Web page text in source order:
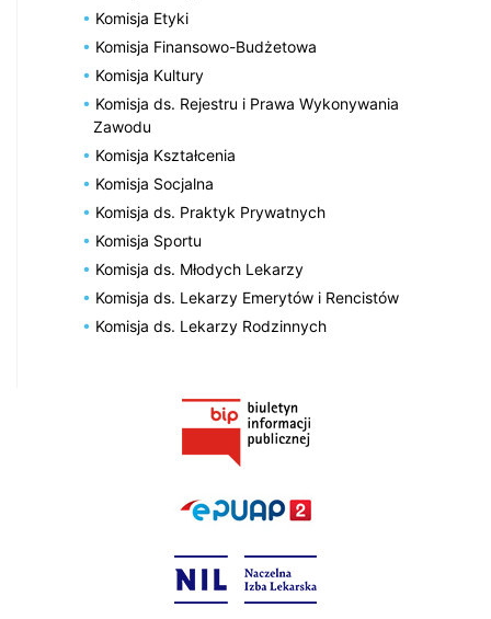
Komisja Etyki
Komisja Finansowo-Budżetowa
Komisja Kultury
Komisja ds. Rejestru i Prawa Wykonywania
Zawodu
Komisja Kształcenia
Komisja Socjalna
Komisja ds. Praktyk Prywatnych
Komisja Sportu
Komisja ds. Młodych Lekarzy
Komisja ds. Lekarzy Emerytów i Rencistów
Komisja ds. Lekarzy Rodzinnych